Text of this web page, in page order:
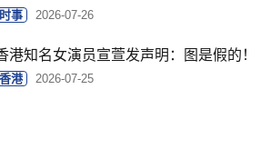
时事 2026-07-26
港知名女演员宣萱发声明：图是假的！
香港 2026-07-25